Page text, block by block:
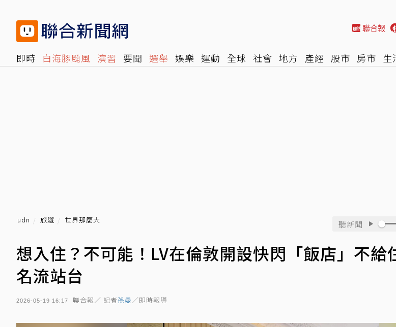
聯合報
即時 白海豚颱風 演習 要聞 選舉 娛樂 運動 全球 社會 地方 產經 股市 房市 生
udn 旅遊 世界那麼大 聽新聞
想入住？不可能！LV在倫敦開設快閃「飯店」不給
名流站台
2026-05-19 16:17 聯合報／ 記者孫曼／即時報導